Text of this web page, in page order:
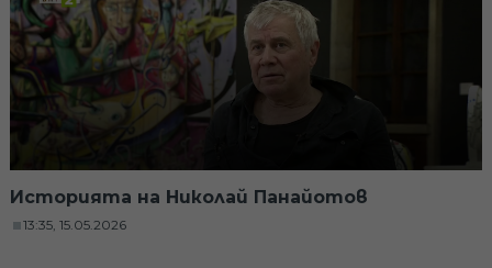
Историята на Николай Панайотов
13:35, 15.05.2026